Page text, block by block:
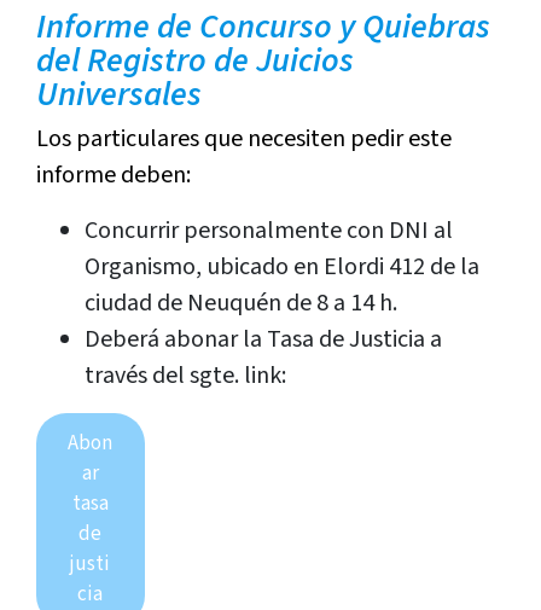
Informe de Concurso y Quiebras
del Registro de Juicios
Universales
Los particulares que necesiten pedir este
informe deben:
Concurrir personalmente con DNI al
Organismo, ubicado en Elordi 412 de la
ciudad de Neuquén de 8 a 14 h.
Deberá abonar la Tasa de Justicia a
través del sgte. link:
Abon
ar
tasa
de
justi
cia